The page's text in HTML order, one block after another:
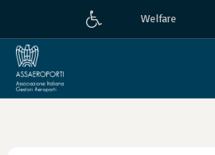
Welfare